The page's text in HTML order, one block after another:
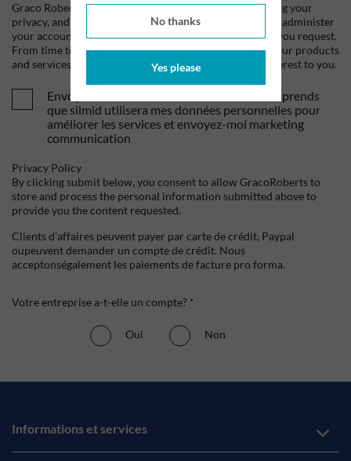
No thanks
Yes please
Graco Roberts is committed to protecting and respecting your
privacy, and we'll only use your personal information to administer
your account and to provide the products and services you request.
From time to time, we would like to contact you about our products
and services, as well as other content that may be of interest to you.
Envoyez-moi vos offres et actualités. Je comprends
que silmid utilisera mes données personnelles pour
améliorer les services et envoyez-moi marketing
communication
Privacy Policy
By clicking submit below, you consent to allow GracoRoberts to
store and process the personal information submitted above to
provide you the content requested.
Clients d'affaires peuvent payer par carte de crédit, Paypal
oupeuvent demander un compte de crédit. Nous
acceptonségalement les paiements de facture pro forma.
Votre entreprise a-t-elle un compte? *
Oui Non
Informations et services